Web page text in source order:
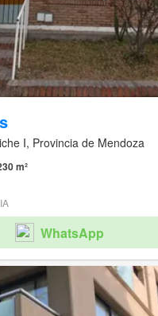
I, Provincia de Mendoza
m²
WhatsApp